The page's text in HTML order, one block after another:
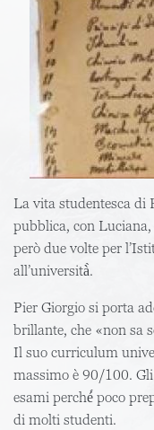
La vita studentesca di
pubblica, con Luciana,
però due volte per
all’università̀.
Pier Giorgio si porta
brillante, che «non sa
Il suo curriculum
massimo è 90/100.
esami perché́ poco
di molti studenti.